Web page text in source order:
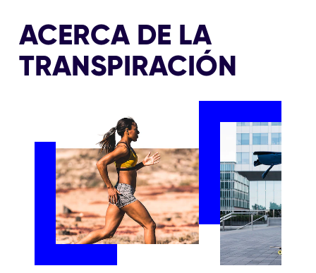
ACERCA DE LA
TRANSPIRACIÓN